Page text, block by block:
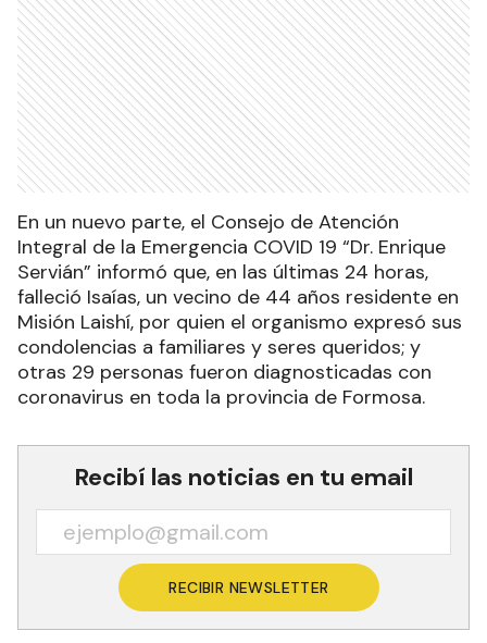
En un nuevo parte, el Consejo de Atención
Integral de la Emergencia COVID 19 “Dr. Enrique
Servián” informó que, en las últimas 24 horas,
falleció Isaías, un vecino de 44 años residente en
Misión Laishí, por quien el organismo expresó sus
condolencias a familiares y seres queridos; y
otras 29 personas fueron diagnosticadas con
coronavirus en toda la provincia de Formosa.
Recibí las noticias en tu email
RECIBIR NEWSLETTER